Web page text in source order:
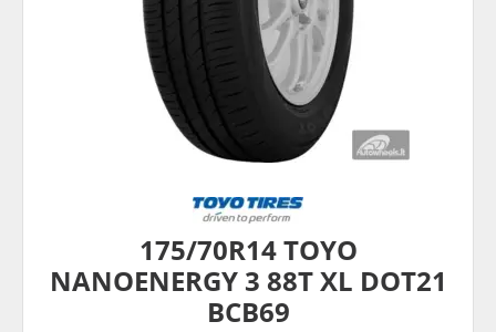
175/70R14 TOYO
NANOENERGY 3 88T XL DOT21
BCB69